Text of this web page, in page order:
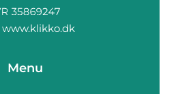
www.klikko.dk
Menu